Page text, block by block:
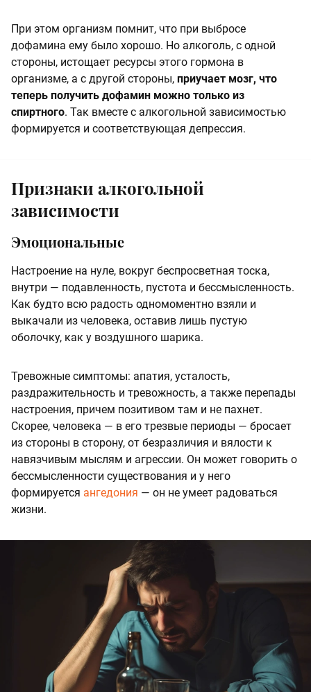
При этом организм помнит, что при выбросе
дофамина ему было хорошо. Но алкоголь, с одной
стороны, истощает ресурсы этого гормона в
организме, а с другой стороны, приучает мозг, что
теперь получить дофамин можно только из
спиртного. Так вместе с алкогольной зависимостью
формируется и соответствующая депрессия.
Признаки алкогольной
зависимости
Эмоциональные
Настроение на нуле, вокруг беспросветная тоска,
внутри — подавленность, пустота и бессмысленность.
Как будто всю радость одномоментно взяли и
выкачали из человека, оставив лишь пустую
оболочку, как у воздушного шарика.
Тревожные симптомы: апатия, усталость,
раздражительность и тревожность, а также перепады
настроения, причем позитивом там и не пахнет.
Скорее, человека — в его трезвые периоды — бросает
из стороны в сторону, от безразличия и вялости к
навязчивым мыслям и агрессии. Он может говорить о
бессмысленности существования и у него
формируется ангедония — он не умеет радоваться
жизни.